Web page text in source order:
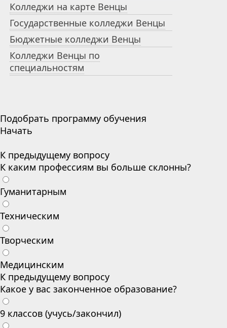
Колледжи на карте Венцы
Государственные колледжи Венцы
Бюджетные колледжи Венцы
Колледжи Венцы по
специальностям
Подобрать программу обучения
Начать
К предыдущему вопросу
К каким профессиям вы больше склонны?
Гуманитарным
Техническим
Творческим
Медицинским
К предыдущему вопросу
Какое у вас законченное образование?
9 классов (учусь/закончил)